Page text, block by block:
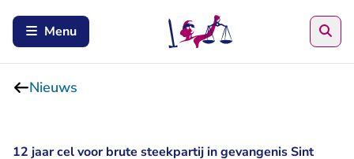
Menu
Nieuws
12 jaar cel voor brute steekpartij in gevangenis Sint